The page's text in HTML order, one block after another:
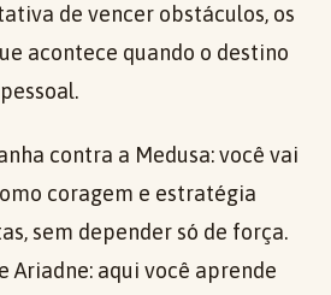
de vencer obstáculos, os
acontece quando o destino
contra a Medusa: você vai
coragem e estratégia
sem depender só de força.
Ariadne: aqui você aprende